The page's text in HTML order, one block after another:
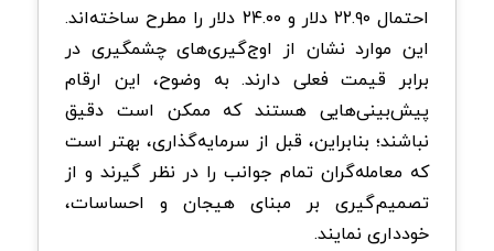
احتمال ۲۲.۹۰ دلار و ۲۴.۰۰ دلار را مطرح ساخته‌اند.
این موارد نشان از اوج‌گیری‌های چشمگیری در
برابر قیمت فعلی دارند. به وضوح، این ارقام
پیش‌بینی‌هایی هستند که ممکن است دقیق
نباشند؛ بنابراین، قبل از سرمایه‌گذاری، بهتر است
که معامله‌گران تمام جوانب را در نظر گیرند و از
تصمیم‌گیری بر مبنای هیجان و احساسات،
خودداری نمایند.